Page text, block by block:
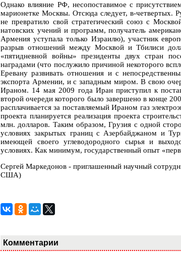
Однако влияние РФ, несопоставимое с
марионетке Москвы. Отсюда следует, в-четвертых.
не превратило свой стратегический союз с
натовских учений и программ, получатель
Армения уступала только Израилю), участник
разрыв отношений между Москвой и Тбилиси
«пятидневной войны» президенты двух стран
наградами (что послужило причиной некоторого
Еревану развивать отношения и с
экспорта Армении, и с западным миром. В свою
Ираном. 14 мая 2009 года Иран приступил к
второй очереди которого было завершено в конце
расплачивается за поставляемый Ираном газ
проекта планируется реализация проекта
млн. долларов. Таким образом, Грузия с одной
условиях закрытых границ с Азербайджаном и
имеющей своего углеводородного сырья и
условиях. Как минимум, государственный опыт
Сергей Маркедонов - приглашенный научный
США)
Комментарии